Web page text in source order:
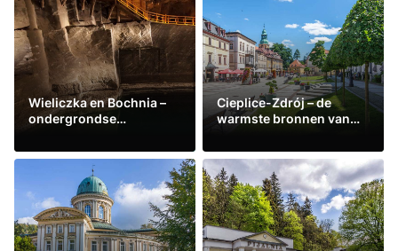
Wieliczka en Bochnia –
ondergrondse
Lees meer
Cieplice-Zdrój – de
warmste bronnen van
Lees meer